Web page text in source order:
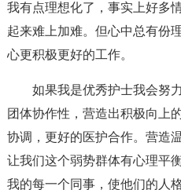
我有点理想化了，事实上好多
起来难上加难。但心中总有份
心更积极更好的工作。
如果我是优秀护士我会努
团体协作性，营造出积极向上
协调，更好的医护合作。营造
让我们这个弱势群体有心理平
我的每一个同事，使他们的人